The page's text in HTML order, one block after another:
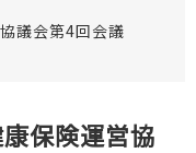
議会第4回会議
保険運営協